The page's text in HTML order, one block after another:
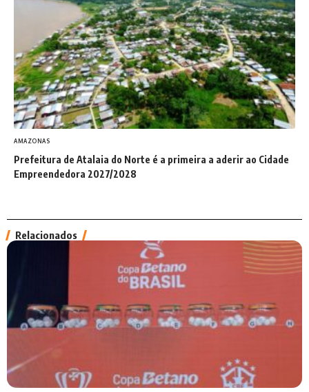
AMAZONAS
Prefeitura de Atalaia do Norte é a primeira a aderir ao Cidade
Empreendedora 2027/2028
Relacionados